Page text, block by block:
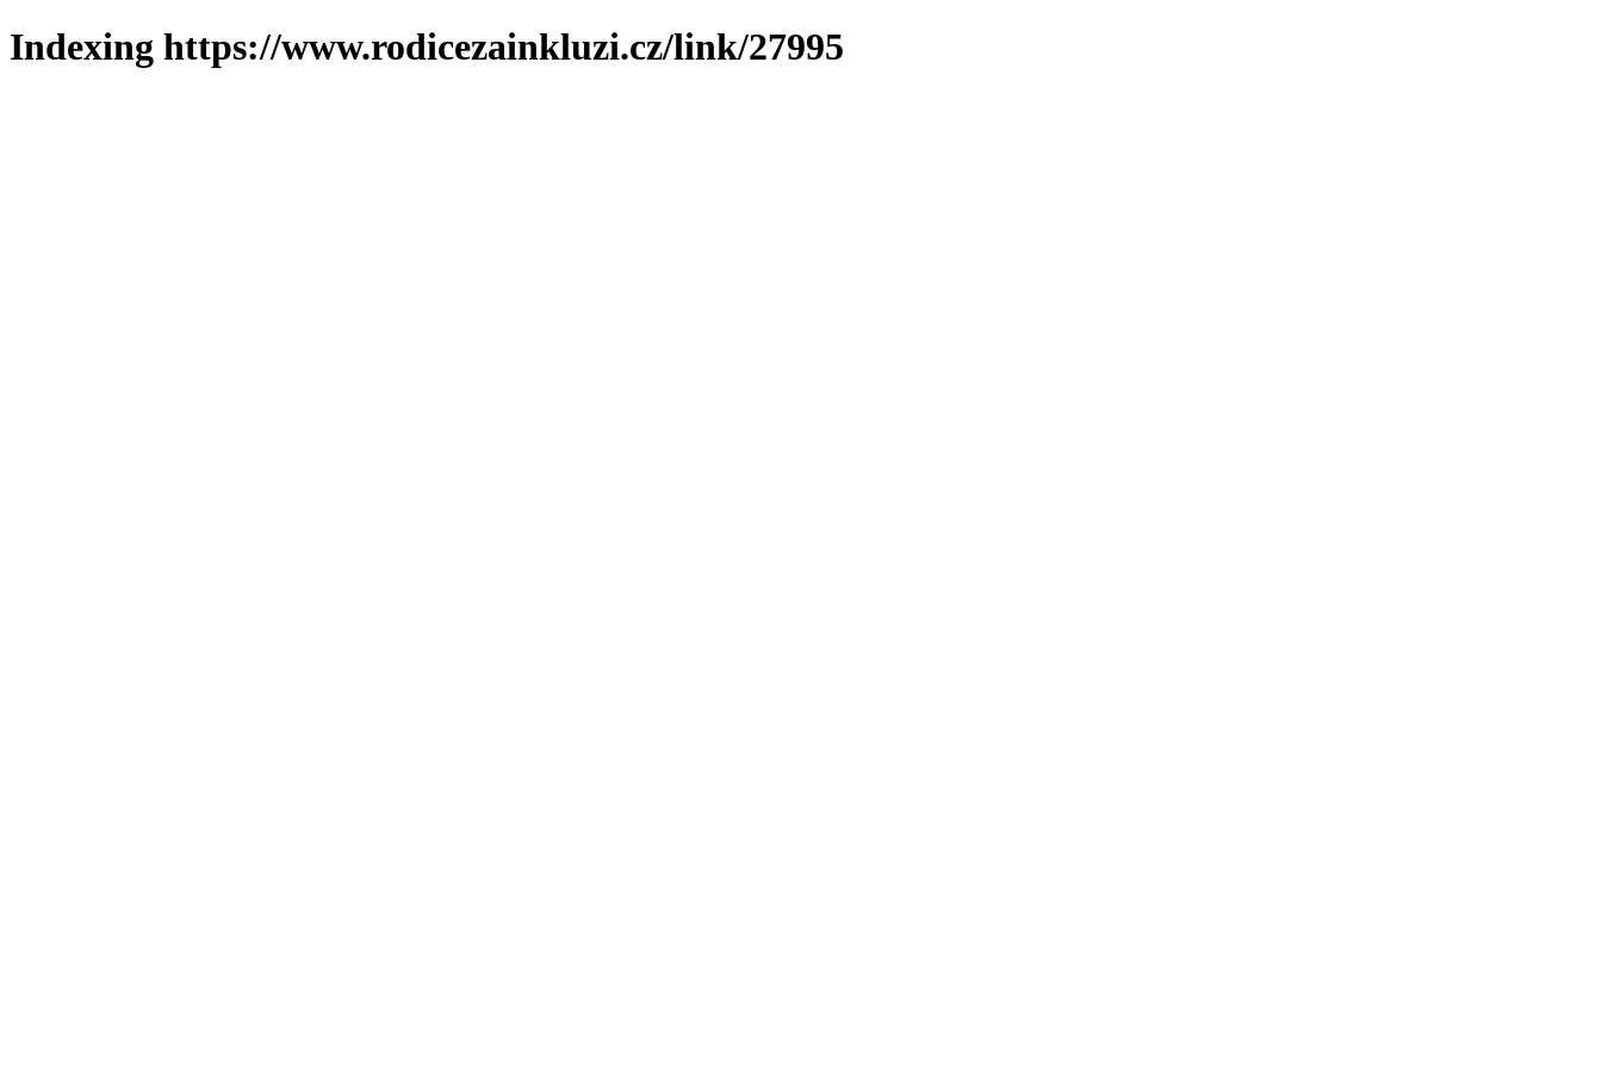
Indexing https://www.rodicezainkluzi.cz/link/27995